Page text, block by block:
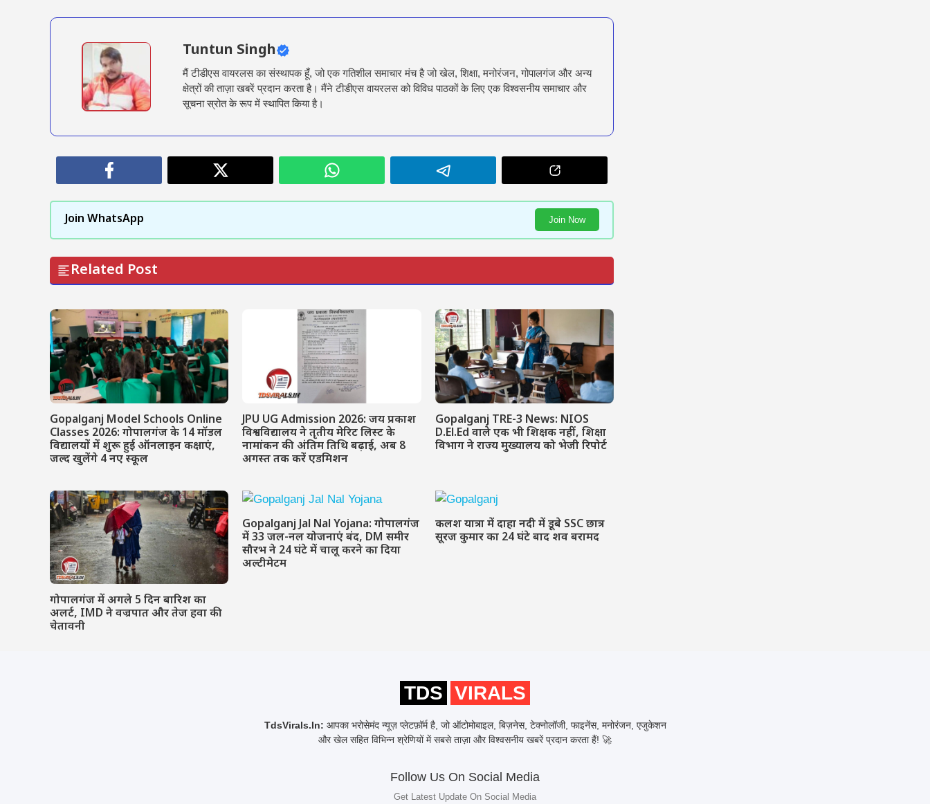
Tuntun Singh
मैं टीडीएस वायरलस का संस्थापक हूँ, जो एक गतिशील समाचार मंच है जो खेल, शिक्षा, मनोरंजन, गोपालगंज और अन्य
क्षेत्रों की ताज़ा खबरें प्रदान करता है। मैंने टीडीएस वायरलस को विविध पाठकों के लिए एक विश्वसनीय समाचार और
सूचना स्रोत के रूप में स्थापित किया है।
Join WhatsApp Join Now
Related Post
Gopalganj Model Schools Online
Classes 2026: गोपालगंज के 14 मॉडल
विद्यालयों में शुरू हुई ऑनलाइन कक्षाएं,
जल्द खुलेंगे 4 नए स्कूल
JPU UG Admission 2026: जय प्रकाश
विश्वविद्यालय ने तृतीय मेरिट लिस्ट के
नामांकन की अंतिम तिथि बढ़ाई, अब 8
अगस्त तक करें एडमिशन
Gopalganj TRE-3 News: NIOS
D.El.Ed वाले एक भी शिक्षक नहीं, शिक्षा
विभाग ने राज्य मुख्यालय को भेजी रिपोर्ट
गोपालगंज में अगले 5 दिन बारिश का
अलर्ट, IMD ने वज्रपात और तेज हवा की
चेतावनी
Gopalganj Jal Nal Yojana: गोपालगंज
में 33 जल-नल योजनाएं बंद, DM समीर
सौरभ ने 24 घंटे में चालू करने का दिया
अल्टीमेटम
कलश यात्रा में दाहा नदी में डूबे SSC छात्र
सूरज कुमार का 24 घंटे बाद शव बरामद
TDS VIRALS
TdsVirals.In: आपका भरोसेमंद न्यूज़ प्लेटफ़ॉर्म है, जो ऑटोमोबाइल, बिज़नेस, टेक्नोलॉजी, फाइनेंस, मनोरंजन, एजुकेशन
और खेल सहित विभिन्न श्रेणियों में सबसे ताज़ा और विश्वसनीय खबरें प्रदान करता हैं! 🚀
Follow Us On Social Media
Get Latest Update On Social Media